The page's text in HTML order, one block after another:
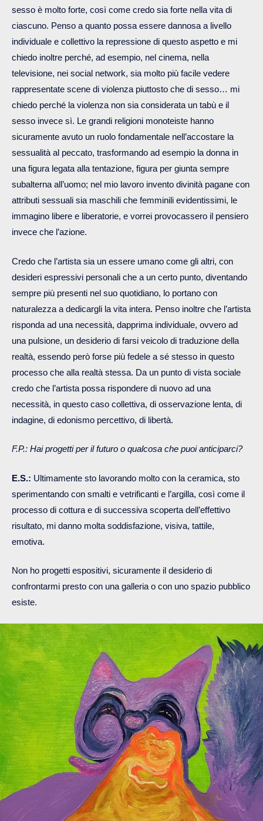
sesso è molto forte, così come credo sia forte nella vita di
ciascuno. Penso a quanto possa essere dannosa a livello
individuale e collettivo la repressione di questo aspetto e mi
chiedo inoltre perché, ad esempio, nel cinema, nella
televisione, nei social network, sia molto più facile vedere
rappresentate scene di violenza piuttosto che di sesso… mi
chiedo perché la violenza non sia considerata un tabù e il
sesso invece sì. Le grandi religioni monoteiste hanno
sicuramente avuto un ruolo fondamentale nell’accostare la
sessualità al peccato, trasformando ad esempio la donna in
una figura legata alla tentazione, figura per giunta sempre
subalterna all’uomo; nel mio lavoro invento divinità pagane con
attributi sessuali sia maschili che femminili evidentissimi, le
immagino libere e liberatorie, e vorrei provocassero il pensiero
invece che l’azione.
Credo che l’artista sia un essere umano come gli altri, con
desideri espressivi personali che a un certo punto, diventando
sempre più presenti nel suo quotidiano, lo portano con
naturalezza a dedicargli la vita intera. Penso inoltre che l’artista
risponda ad una necessità, dapprima individuale, ovvero ad
una pulsione, un desiderio di farsi veicolo di traduzione della
realtà, essendo però forse più fedele a sé stesso in questo
processo che alla realtà stessa. Da un punto di vista sociale
credo che l’artista possa rispondere di nuovo ad una
necessità, in questo caso collettiva, di osservazione lenta, di
indagine, di edonismo percettivo, di libertà.
F.P.: Hai progetti per il futuro o qualcosa che puoi anticiparci?
E.S.: Ultimamente sto lavorando molto con la ceramica, sto
sperimentando con smalti e vetrificanti e l’argilla, così come il
processo di cottura e di successiva scoperta dell’effettivo
risultato, mi danno molta soddisfazione, visiva, tattile,
emotiva.
Non ho progetti espositivi, sicuramente il desiderio di
confrontarmi presto con una galleria o con uno spazio pubblico
esiste.